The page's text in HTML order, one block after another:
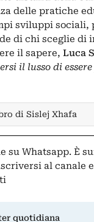
delle pratiche
sviluppi sociali,
di chi sceglie di
il sapere, Luca
il lusso di
di Sislej Xhafa
su Whatsapp. È
al canale
quotidiana